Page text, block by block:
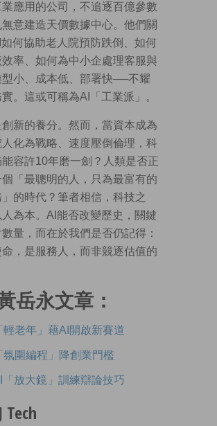
應用的公司，不追逐百億參數
意建造天價數據中心。他們關
何協助老人院預防跌倒、如何
率、如何為中小企處理客服與
型小、成本低、部署快──不耀
。這或可稱為AI「工業派」。
新的養分。然而，當資本成為
化為戰略、速度壓倒倫理，科
容許10年磨一劍？人類是否正
「最聰明的人，只為最富有的
的時代？筆者相信，科技之
為本。AI能否改變歷史，關鍵
量，而在於我們是否仍記得：
，是服務人，而非競逐估值的
岳永文章：
輕老年」藉AI開啟新賽道
氛圍編程」降創業門檻
「放大鏡」訓練辯論技巧
Tech